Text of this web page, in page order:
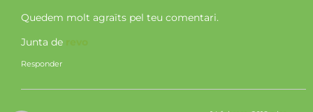
Quedem molt agraïts pel teu comentari.
Junta de
Responder